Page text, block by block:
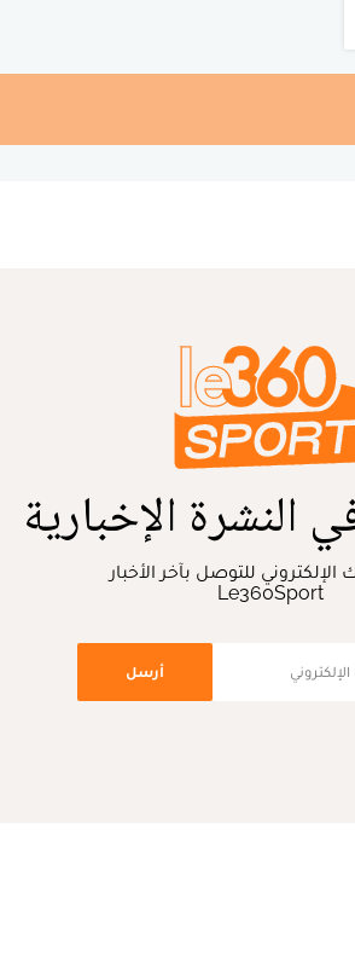
النشرة الإخبارية
الإلكتروني للتوصل بآخر الأخبار
Le360Sport
أرسل